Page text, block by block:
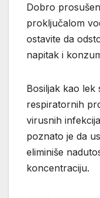
Dobro
proključalom
ostavite da
napitak i
Bosiljak kao lek
respiratornih
virusnih
poznato je da
eliminiše
koncentraciju.